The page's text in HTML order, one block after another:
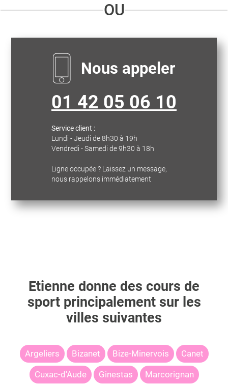
OU
Nous appeler
01 42 05 06 10
Service client :
Lundi - Jeudi de 8h30 à 19h
Vendredi - Samedi de 9h30 à 18h
Ligne occupée ? Laissez un message,
nous rappelons immédiatement
Etienne donne des cours de
sport principalement sur les
villes suivantes
Argeliers Bizanet Bize-Minervois Canet
Cuxac-d'Aude Ginestas Marcorignan